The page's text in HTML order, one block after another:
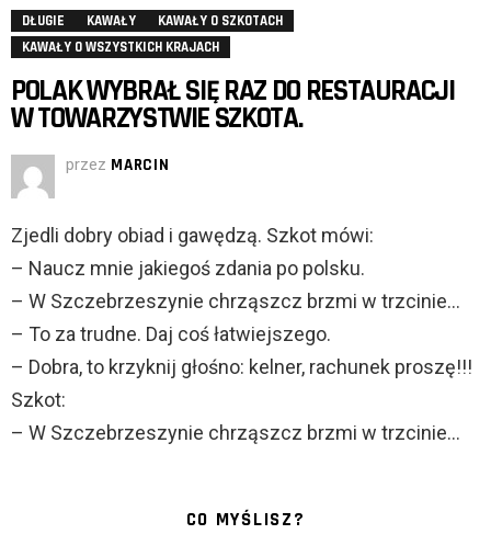
DŁUGIE KAWAŁY
KAWAŁY O SZKOTACH
KAWAŁY O WSZYSTKICH KRAJACH
POLAK WYBRAŁ SIĘ RAZ DO RESTAURACJI
W TOWARZYSTWIE SZKOTA.
przez MARCIN
Zjedli dobry obiad i gawędzą. Szkot mówi:
– Naucz mnie jakiegoś zdania po polsku.
– W Szczebrzeszynie chrząszcz brzmi w trzcinie…
– To za trudne. Daj coś łatwiejszego.
– Dobra, to krzyknij głośno: kelner, rachunek proszę!!!
Szkot:
– W Szczebrzeszynie chrząszcz brzmi w trzcinie…
CO MYŚLISZ?